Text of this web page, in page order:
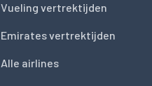
Vueling vertrektijden
Emirates vertrektijden
Alle airlines